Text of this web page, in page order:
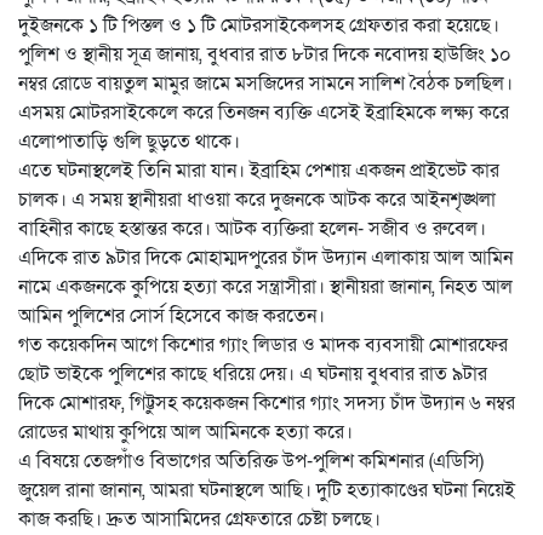
দুইজনকে ১ টি পিস্তল ও ১ টি মোটরসাইকেলসহ গ্রেফতার করা হয়েছে।
পুলিশ ও স্থানীয় সূত্র জানায়, ‎বুধবার রাত ৮টার দিকে নবোদয় হাউজিং ১০
নম্বর রোডে বায়তুল মামুর জামে মসজিদের সামনে সালিশ বৈঠক চলছিল।
এসময় মোটরসাইকেলে করে তিনজন ব্যক্তি এসেই ইব্রাহিমকে লক্ষ্য করে
এলোপাতাড়ি গুলি ছুড়তে থাকে।
এতে ঘটনাস্থলেই তিনি মারা যান। ইব্রাহিম পেশায় একজন প্রাইভেট কার
চালক। এ সময় স্থানীয়রা ধাওয়া করে দুজনকে আটক করে আইনশৃঙ্খলা
বাহিনীর কাছে হস্তান্তর করে। আটক ব্যক্তিরা হলেন- সজীব ও রুবেল।
এদিকে রাত ৯টার দিকে মোহাম্মদপুরের চাঁদ উদ্যান এলাকায় আল আমিন
নামে একজনকে কুপিয়ে হত্যা করে সন্ত্রাসীরা। স্থানীয়রা জানান, নিহত আল
আমিন পুলিশের সোর্স হিসেবে কাজ করতেন।
গত কয়েকদিন আগে কিশোর গ্যাং লিডার ও মাদক ব্যবসায়ী মোশারফের
ছোট ভাইকে পুলিশের কাছে ধরিয়ে দেয়। এ ঘটনায় বুধবার রাত ৯টার
দিকে মোশারফ, গিট্টুসহ কয়েকজন কিশোর গ্যাং সদস্য চাঁদ উদ্যান ৬ নম্বর
রোডের মাথায় কুপিয়ে আল আমিনকে হত্যা করে।
এ বিষয়ে তেজগাঁও বিভাগের অতিরিক্ত উপ-পুলিশ কমিশনার (এডিসি)
জুয়েল রানা জানান, আমরা ঘটনাস্থলে আছি। দুটি হত্যাকাণ্ডের ঘটনা নিয়েই
কাজ করছি। দ্রুত আসামিদের গ্রেফতারে চেষ্টা চলছে।